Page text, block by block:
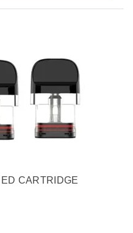
CARTRIDGE